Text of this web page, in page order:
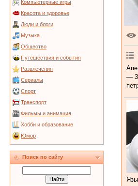
Компьютерные игры
Красота и здоровье
Люди и блоги
Музыка
Общество
Путешествия и события
Развлечения
Сериалы
Спорт
Транспорт
Фильмы и анимация
Хобби и образование
Юмор
Поиск по сайту
— 3